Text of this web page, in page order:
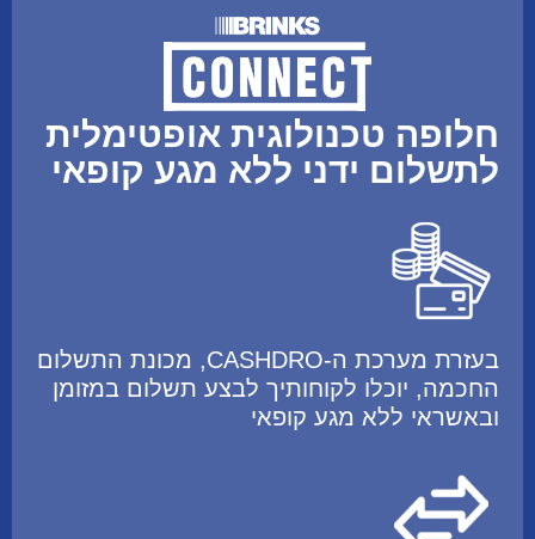
חלופה טכנולוגית אופטימלית
לתשלום ידני ללא מגע קופאי
בעזרת מערכת ה-CASHDRO, מכונת התשלום
החכמה, יוכלו לקוחותיך לבצע תשלום במזומן
ובאשראי ללא מגע קופאי